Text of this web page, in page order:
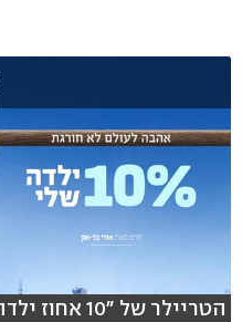
הטריילר של "10 אחוז ילדה שלי"